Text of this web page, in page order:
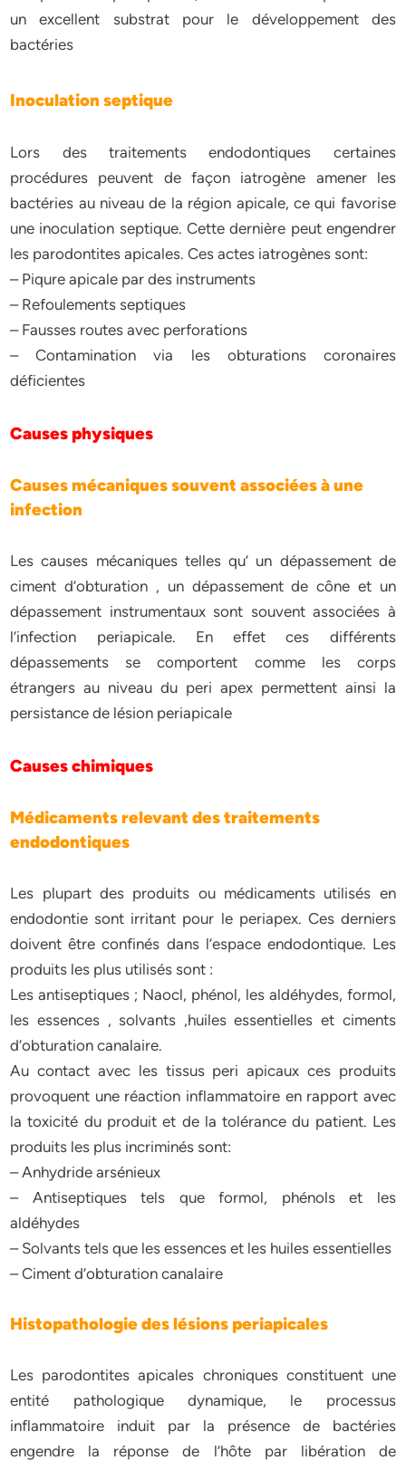
un excellent substrat pour le développement des
bactéries
Inoculation septique
Lors des traitements endodontiques certaines
procédures peuvent de façon iatrogène amener les
bactéries au niveau de la région apicale, ce qui favorise
une inoculation septique. Cette dernière peut engendrer
les parodontites apicales. Ces actes iatrogènes sont:
– Piqure apicale par des instruments
– Refoulements septiques
– Fausses routes avec perforations
– Contamination via les obturations coronaires
déficientes
Causes physiques
Causes mécaniques souvent associées à une
infection
Les causes mécaniques telles qu’ un dépassement de
ciment d’obturation , un dépassement de cône et un
dépassement instrumentaux sont souvent associées à
l’infection periapicale. En effet ces différents
dépassements se comportent comme les corps
étrangers au niveau du peri apex permettent ainsi la
persistance de lésion periapicale
Causes chimiques
Médicaments relevant des traitements
endodontiques
Les plupart des produits ou médicaments utilisés en
endodontie sont irritant pour le periapex. Ces derniers
doivent être confinés dans l’espace endodontique. Les
produits les plus utilisés sont :
Les antiseptiques ; Naocl, phénol, les aldéhydes, formol,
les essences , solvants ,huiles essentielles et ciments
d’obturation canalaire.
Au contact avec les tissus peri apicaux ces produits
provoquent une réaction inflammatoire en rapport avec
la toxicité du produit et de la tolérance du patient. Les
produits les plus incriminés sont:
– Anhydride arsénieux
– Antiseptiques tels que formol, phénols et les
aldéhydes
– Solvants tels que les essences et les huiles essentielles
– Ciment d’obturation canalaire
Histopathologie des lésions periapicales
Les parodontites apicales chroniques constituent une
entité pathologique dynamique, le processus
inflammatoire induit par la présence de bactéries
engendre la réponse de l’hôte par libération de